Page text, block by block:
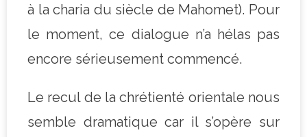
à la charia du siècle de Mahomet). Pour
le moment, ce dialogue n’a hélas pas
encore sérieusement commencé.
Le recul de la chrétienté orientale nous
semble dramatique car il s’opère sur